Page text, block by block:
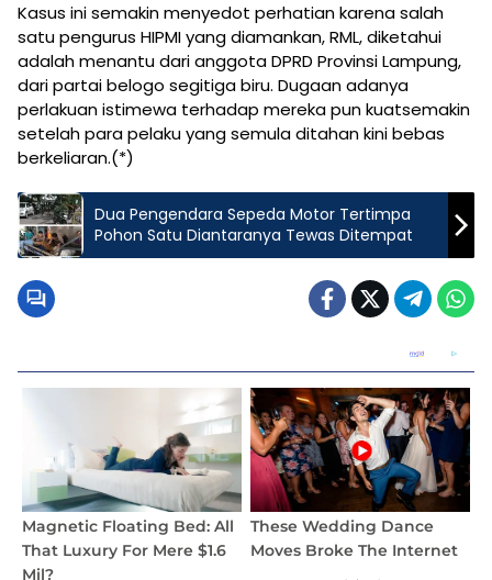
Kasus ini semakin menyedot perhatian karena salah
satu pengurus HIPMI yang diamankan, RML, diketahui
adalah menantu dari anggota DPRD Provinsi Lampung,
dari partai belogo segitiga biru. Dugaan adanya
perlakuan istimewa terhadap mereka pun kuatsemakin
setelah para pelaku yang semula ditahan kini bebas
berkeliaran.(*)
Dua Pengendara Sepeda Motor Tertimpa
Pohon Satu Diantaranya Tewas Ditempat